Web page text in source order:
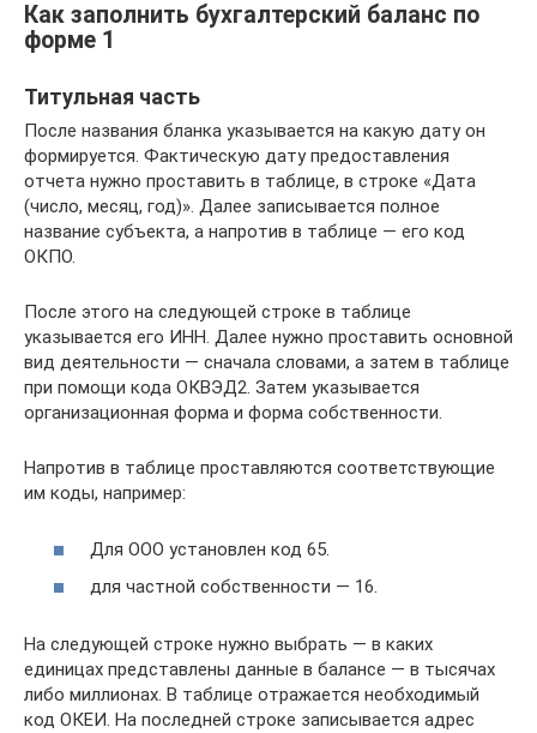
Как заполнить бухгалтерский баланс по
форме 1
Титульная часть
После названия бланка указывается на какую дату он
формируется. Фактическую дату предоставления
отчета нужно проставить в таблице, в строке «Дата
(число, месяц, год)». Далее записывается полное
название субъекта, а напротив в таблице — его код
ОКПО.
После этого на следующей строке в таблице
указывается его ИНН. Далее нужно проставить основной
вид деятельности — сначала словами, а затем в таблице
при помощи кода ОКВЭД2. Затем указывается
организационная форма и форма собственности.
Напротив в таблице проставляются соответствующие
им коды, например:
Для ООО установлен код 65.
для частной собственности — 16.
На следующей строке нужно выбрать — в каких
единицах представлены данные в балансе — в тысячах
либо миллионах. В таблице отражается необходимый
код ОКЕИ. На последней строке записывается адрес